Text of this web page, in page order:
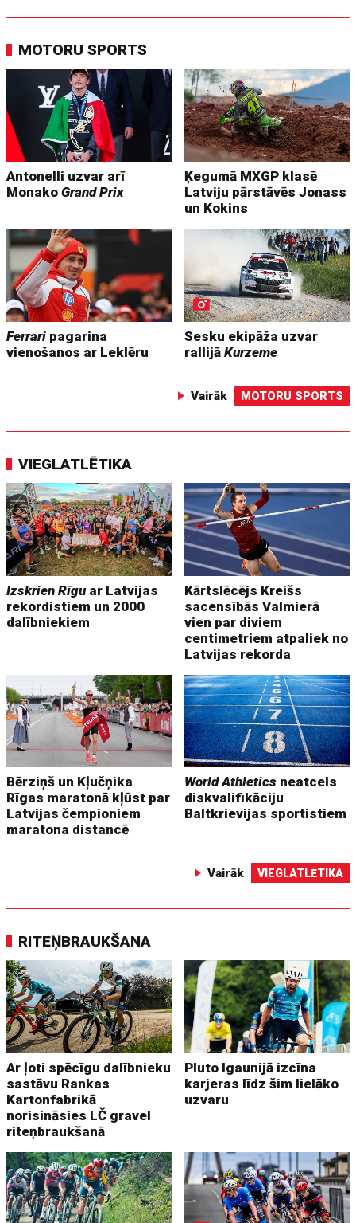
MOTORU SPORTS
Antonelli uzvar arī
MonakoGrand Prix
Ķegumā MXGP klasē
Latviju pārstāvēs Jonass
un Kokins
Ferrari pagarina
vienošanos ar Leklēru
Sesku ekipāža uzvar
rallijāKurzeme
Vairāk MOTORU SPORTS
VIEGLATLĒTIKA
Izskrien Rīguar Latvijas
rekordistiem un 2000
dalībniekiem
Kārtslēcējs Kreišs
sacensībās Valmierā
vien par diviem
centimetriem atpaliek no
Latvijas rekorda
Bērziņš un Kļučņika
Rīgas maratonā kļūst par
Latvijas čempioniem
maratona distancē
World Athletics neatcels
diskvalifikāciju
Baltkrievijas sportistiem
Vairāk VIEGLATLĒTIKA
RITEŅBRAUKŠANA
Ar ļoti spēcīgu dalībnieku
sastāvu Rankas
Kartonfabrikā
norisināsies LČ gravel
riteņbraukšanā
Pluto Igaunijā izcīna
karjeras līdz šim lielāko
uzvaru